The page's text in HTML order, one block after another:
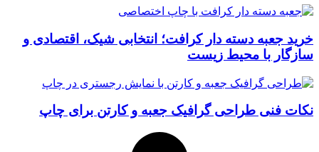
خرید جعبه دسته دار کرافت؛ انتخابی شیک، اقتصادی و
سازگار با محیط زیست
نکات فنی طراحی گرافیک جعبه و کارتن برای چاپ